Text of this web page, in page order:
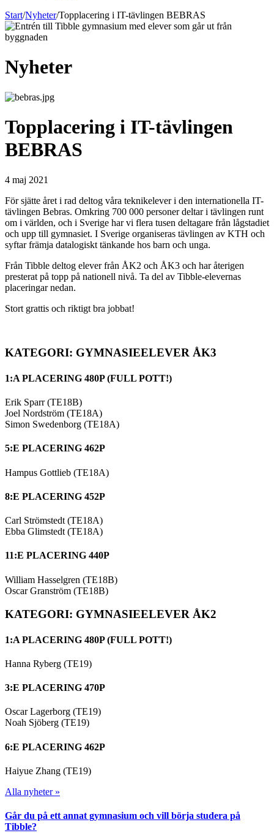
Start/Nyheter/Topplacering i IT-tävlingen BEBRAS
Nyheter
Topplacering i IT-tävlingen
BEBRAS
4 maj 2021
För sjätte året i rad deltog våra teknikelever i den internationella IT-
tävlingen Bebras. Omkring 700 000 personer deltar i tävlingen runt
om i världen, och i Sverige har vi flera tusen deltagare från lågstadiet
och upp till gymnasiet. I Sverige organiseras tävlingen av KTH och
syftar främja datalogiskt tänkande hos barn och unga.
Från Tibble deltog elever från ÅK2 och ÅK3 och har återigen
presterat på topp på nationell nivå. Ta del av Tibble-elevernas
placeringar nedan.
Stort grattis och riktigt bra jobbat!
KATEGORI: GYMNASIEELEVER ÅK3
1:A PLACERING 480P (FULL POTT!)
Erik Sparr (TE18B)
Joel Nordström (TE18A)
Simon Swedenborg (TE18A)
5:E PLACERING 462P
Hampus Gottlieb (TE18A)
8:E PLACERING 452P
Carl Strömstedt (TE18A)
Ebba Glimstedt (TE18A)
11:E PLACERING 440P
William Hasselgren (TE18B)
Oscar Granström (TE18B)
KATEGORI: GYMNASIEELEVER ÅK2
1:A PLACERING 480P (FULL POTT!)
Hanna Ryberg (TE19)
3:E PLACERING 470P
Oscar Lagerborg (TE19)
Noah Sjöberg (TE19)
6:E PLACERING 462P
Haiyue Zhang (TE19)
Alla nyheter »
Går du på ett annat gymnasium och vill börja studera på
Tibble?